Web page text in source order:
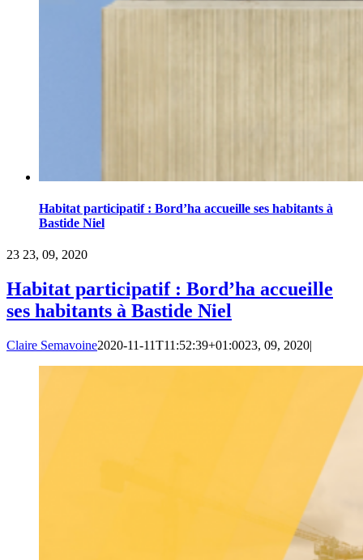
Habitat participatif : Bord’ha accueille ses habitants à
Bastide Niel
23 23, 09, 2020
Habitat participatif : Bord’ha accueille
ses habitants à Bastide Niel
Claire Semavoine2020-11-11T11:52:39+01:0023, 09, 2020|